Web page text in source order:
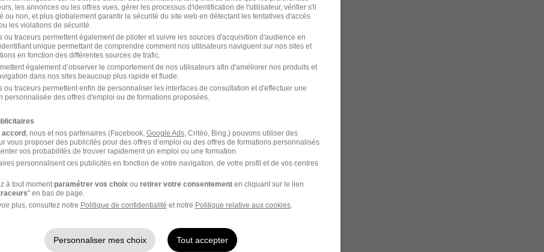
1
ou àDunkerque
Entreprise Dunkerque
les annonces ou les offres vues, gérer les processus d'identification de l'utilisateur, vérifier s'il
ou non, et plus globalement garantir la sécurité du site web en détectant les tentatives d'accès
les violations de sécurité.
ou traceurs permettent également de piloter et suivre les sources d'acquisition d'audience en
unique permettant de comprendre comment nos utilisateurs naviguent sur nos sites et
en fonction des différentes sources de trafic.
également d’observer le comportement de nos utilisateurs afin d'améliorer nos produits et
dans nos sites beaucoup plus rapide et fluide.
ou traceurs permettent enfin de personnaliser les interfaces de consultation et d'effectuer une
personnalisée des offres d'emploi ou de formations proposées.
, nous et nos partenaires (Facebook, Google Ads, Critéo, Bing,) pouvons utiliser des
vous proposer des publicités pour des offres d’emploi ou des offres de formations personnalisés
vos probabilités de trouver rapidement un emploi ou une formation.
personnalisent ces publicités en fonction de votre navigation, de votre profil et de vos centres
à tout momentparamétrer vos choixou retirer votre consentementen cliquant sur le lien
" en bas de page.
plus, consultez notre Politique de confidentialité et notre Politique relative aux cookies.
Personnaliser mes choix Tout accepter